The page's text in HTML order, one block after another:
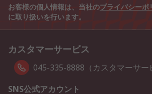
お客様の個人情報は、当社のプライバシーポ
に取り扱いを行います。
カスタマーサービス
045-335-8888（カスタマーサー
SNS公式アカウント